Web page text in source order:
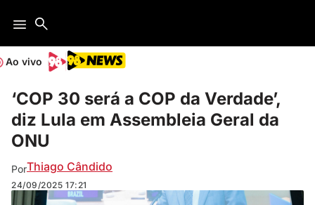
Ao vivo
‘COP 30 será a COP da Verdade’,
diz Lula em Assembleia Geral da
ONU
PorThiago Cândido
24/09/2025 17:21